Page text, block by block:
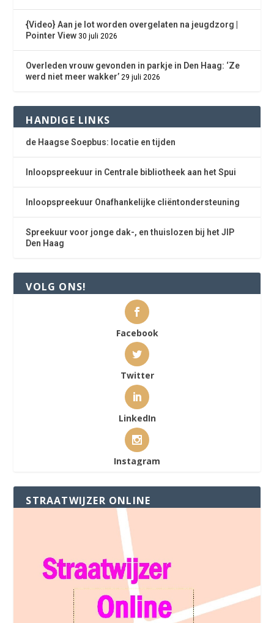
{Video} Aan je lot worden overgelaten na jeugdzorg |
Pointer View 30 juli 2026
Overleden vrouw gevonden in parkje in Den Haag: ‘Ze
werd niet meer wakker’ 29 juli 2026
HANDIGE LINKS
de Haagse Soepbus: locatie en tijden
Inloopspreekuur in Centrale bibliotheek aan het Spui
Inloopspreekuur Onafhankelijke cliëntondersteuning
Spreekuur voor jonge dak-, en thuislozen bij het JIP
Den Haag
VOLG ONS!
Facebook
Twitter
LinkedIn
Instagram
STRAATWIJZER ONLINE